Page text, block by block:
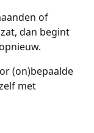
of
dan begint
(on)bepaalde
met